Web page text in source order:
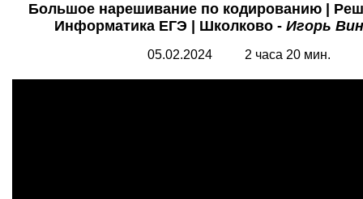
Большое нарешивание по кодированию |
Информатика ЕГЭ | Школково - Игорь
05.02.2024 2 часа 20 мин.